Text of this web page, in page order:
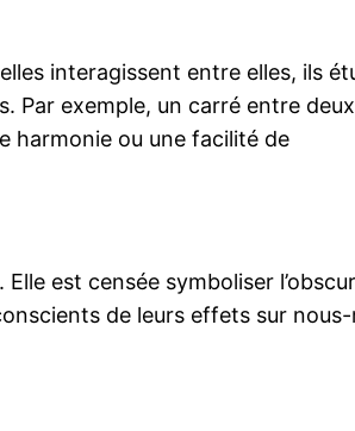
interagissent entre elles, ils
Par exemple, un carré entre deux
harmonie ou une facilité de
est censée symboliser
de leurs effets sur